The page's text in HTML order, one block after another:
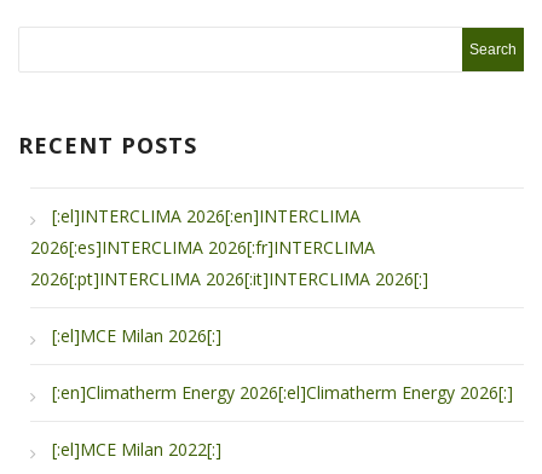
RECENT POSTS
[:el]INTERCLIMA 2026[:en]INTERCLIMA
2026[:es]INTERCLIMA 2026[:fr]INTERCLIMA
2026[:pt]INTERCLIMA 2026[:it]INTERCLIMA 2026[:]
[:el]MCE Milan 2026[:]
[:en]Climatherm Energy 2026[:el]Climatherm Energy 2026[:]
[:el]MCE Milan 2022[:]